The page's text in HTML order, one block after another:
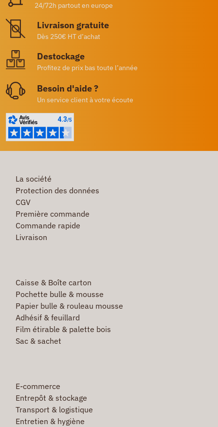
24/72h partout en europe
Livraison gratuite
Dès 250€ HT d’achat
Destockage
Profitez de prix bas toute l’année
Besoin d'aide ?
Un service client à votre écoute
La société
Protection des données
CGV
Première commande
Commande rapide
Livraison
Caisse & Boîte carton
Pochette bulle & mousse
Papier bulle & rouleau mousse
Adhésif & feuillard
Film étirable & palette bois
Sac & sachet
E-commerce
Entrepôt & stockage
Transport & logistique
Entretien & hygiène